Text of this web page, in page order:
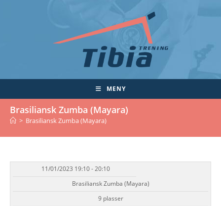
MENY
Brasiliansk Zumba (Mayara)
> Brasiliansk Zumba (Mayara)
DATO/TID EVENT TILGJENGELIGHET
11/01/2023 19:10 - 20:10
Brasiliansk Zumba (Mayara)
9 plasser